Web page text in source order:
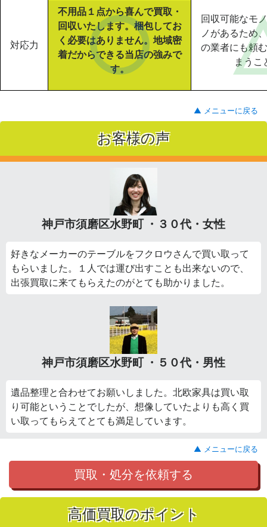
対応力
不用品１点から喜んで買取・
回収いたします。梱包してお
く必要はありません。地域密
着だからできる当店の強みで
す。
回収可能なモ
ノがあるため
の業者にも頼
まうこ
▲ メニューに戻る
お客様の声
神戸市須磨区水野町 ・３０代・女性
好きなメーカーのテーブルをフクロウさんで買い取って
もらいました。１人では運び出すことも出来ないので、
出張買取に来てもらえたのがとても助かりました。
神戸市須磨区水野町 ・５０代・男性
遺品整理と合わせてお願いしました。北欧家具は買い取
り可能ということでしたが、想像していたよりも高く買
い取ってもらえてとても満足しています。
▲ メニューに戻る
買取・処分を依頼する
高価買取のポイント